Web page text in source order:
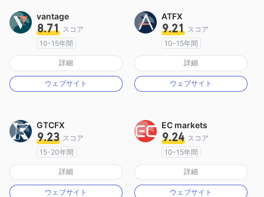
vantage
8.71 スコア
10-15年間
オーストラリア規制
マーケットメイキングライセンス（MM）
MT4フルライセンス
詳細
ウェブサイト
ATFX
9.21 スコア
10-15年間
オーストラリア規制
マーケットメイキングライセンス（MM）
MT4フルライセンス
詳細
ウェブサイト
GTCFX
9.23 スコア
15-20年間
イギリス規制
マーケットメイキングライセンス（MM）
MT4フルライセンス
詳細
ウェブサイト
EC markets
9.24 スコア
10-15年間
オーストラリア規制
マーケットメイキングライセンス（MM）
MT4フルライセンス
詳細
ウェブサイト